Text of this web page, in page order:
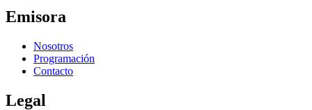
Emisora
Nosotros
Programación
Contacto
Legal